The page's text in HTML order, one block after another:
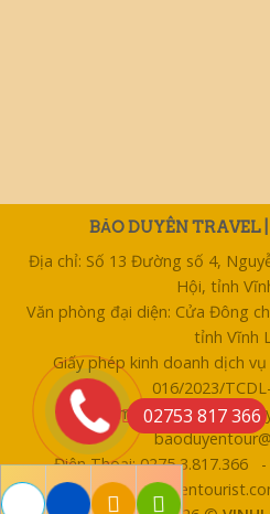
BẢO DUYÊN TRAVEL
Địa chỉ: Số 13 Đường số 4,
Hội, tỉnh
Văn phòng đại diện: Cửa Đông
tỉnh Vĩnh
Giấy phép kinh doanh dịch
016/2023/
Email:
Điện Thoại: 0275 3.817.366
Website:
02753 817 366